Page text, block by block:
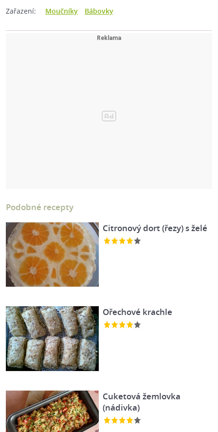
Zařazení: Moučníky Bábovky
Podobné recepty
Citronový dort (řezy) s želé
Ořechové krachle
Cuketová žemlovka
(nádivka)